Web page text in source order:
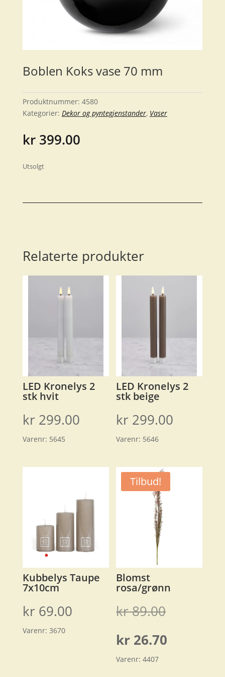
Boblen Koks vase 70 mm
Produktnummer: 4580
Kategorier: Dekor og pyntegjenstander, Vaser
kr399.00
Utsolgt
Relaterte produkter
LED Kronelys 2
stk hvit
kr 299.00
Varenr: 5645
LED Kronelys 2
stk beige
kr 299.00
Varenr: 5646
Kubbelys Taupe
7x10cm
kr 69.00
Varenr: 3670
Tilbud!
Blomst
rosa/grønn
kr89.00
pris
kr 26.70
Varenr:4407